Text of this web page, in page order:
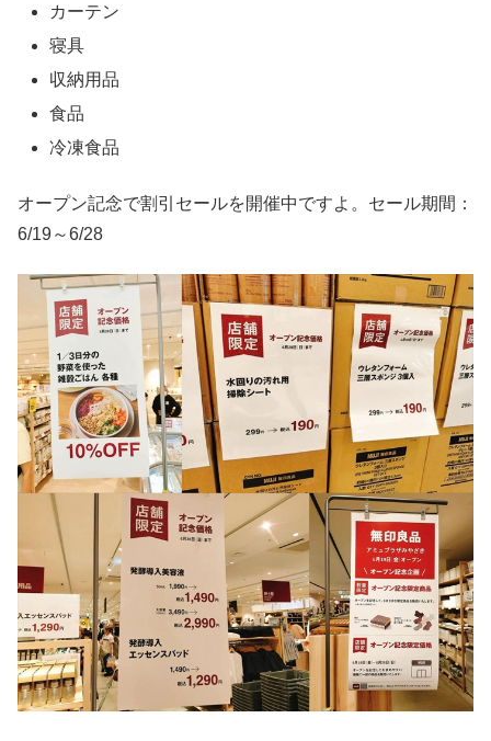
カーテン
寝具
収納用品
食品
冷凍食品
オープン記念で割引セールを開催中ですよ。セール期間：
6/19～6/28